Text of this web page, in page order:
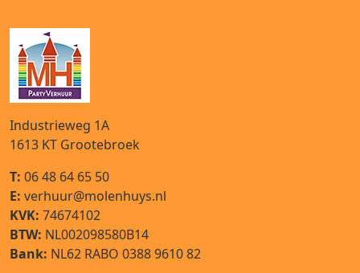
Industrieweg 1A
1613 KT Grootebroek
T: 06 48 64 65 50
E: verhuur@molenhuys.nl
KVK: 74674102
BTW: NL002098580B14
Bank: NL62 RABO 0388 9610 82